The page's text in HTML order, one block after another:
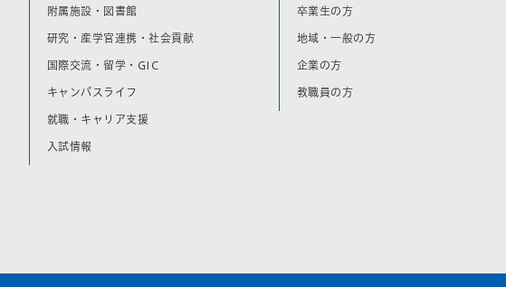
附属施設・図書館
研究・産学官連携・社会貢献
国際交流・留学・GIC
キャンパスライフ
就職・キャリア支援
入試情報
卒業生の方
地域・一般の方
企業の方
教職員の方